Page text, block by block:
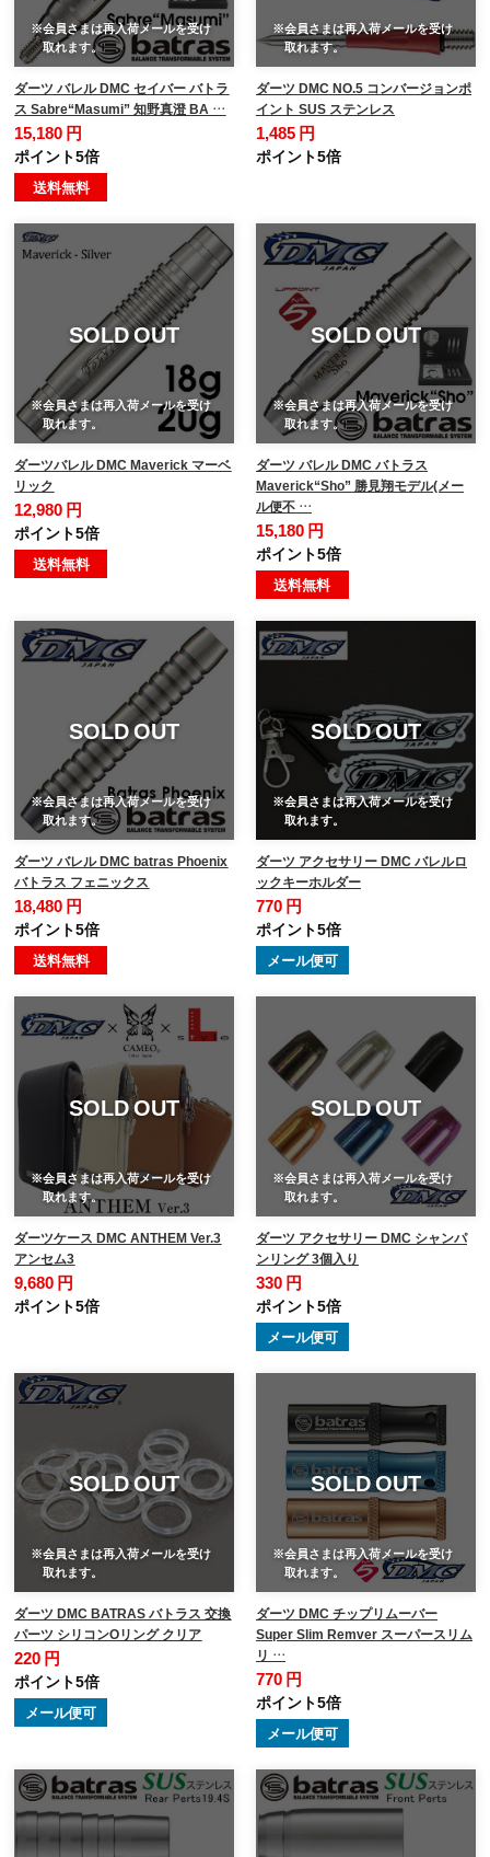
※会員さまは再入荷メールを受け
取れます。
ダーツ バレル DMC セイバー バトラ
ス Sabre“Masumi” 知野真澄 BA …
15,180 円
ポイント5倍
送料無料
※会員さまは再入荷メールを受け
取れます。
ダーツ DMC NO.5 コンバージョンポ
イント SUS ステンレス
1,485 円
ポイント5倍
SOLD OUT
※会員さまは再入荷メールを受け
取れます。
ダーツバレル DMC Maverick マーベ
リック
12,980 円
ポイント5倍
送料無料
SOLD OUT
※会員さまは再入荷メールを受け
取れます。
ダーツ バレル DMC バトラス
Maverick“Sho” 勝見翔モデル(メー
ル便不 …
15,180 円
ポイント5倍
送料無料
SOLD OUT
※会員さまは再入荷メールを受け
取れます。
ダーツ バレル DMC batras Phoenix
バトラス フェニックス
18,480 円
ポイント5倍
送料無料
SOLD OUT
※会員さまは再入荷メールを受け
取れます。
ダーツ アクセサリー DMC バレルロ
ックキーホルダー
770 円
ポイント5倍
メール便可
SOLD OUT
※会員さまは再入荷メールを受け
取れます。
ダーツケース DMC ANTHEM Ver.3
アンセム3
9,680 円
ポイント5倍
SOLD OUT
※会員さまは再入荷メールを受け
取れます。
ダーツ アクセサリー DMC シャンパ
ンリング 3個入り
330 円
ポイント5倍
メール便可
SOLD OUT
※会員さまは再入荷メールを受け
取れます。
ダーツ DMC BATRAS バトラス 交換
パーツ シリコンOリング クリア
220 円
ポイント5倍
メール便可
SOLD OUT
※会員さまは再入荷メールを受け
取れます。
ダーツ DMC チップリムーバー
Super Slim Remver スーパースリム
リ …
770 円
ポイント5倍
メール便可